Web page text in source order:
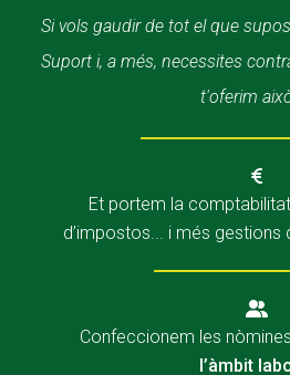
Si vols gaudir de tot el que
Suport i, a més, necessites
t'oferim
Et portem la
d’impostos... i més gestions
Confeccionem les
l’àmbit